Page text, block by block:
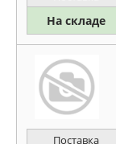
На складе
Поставка